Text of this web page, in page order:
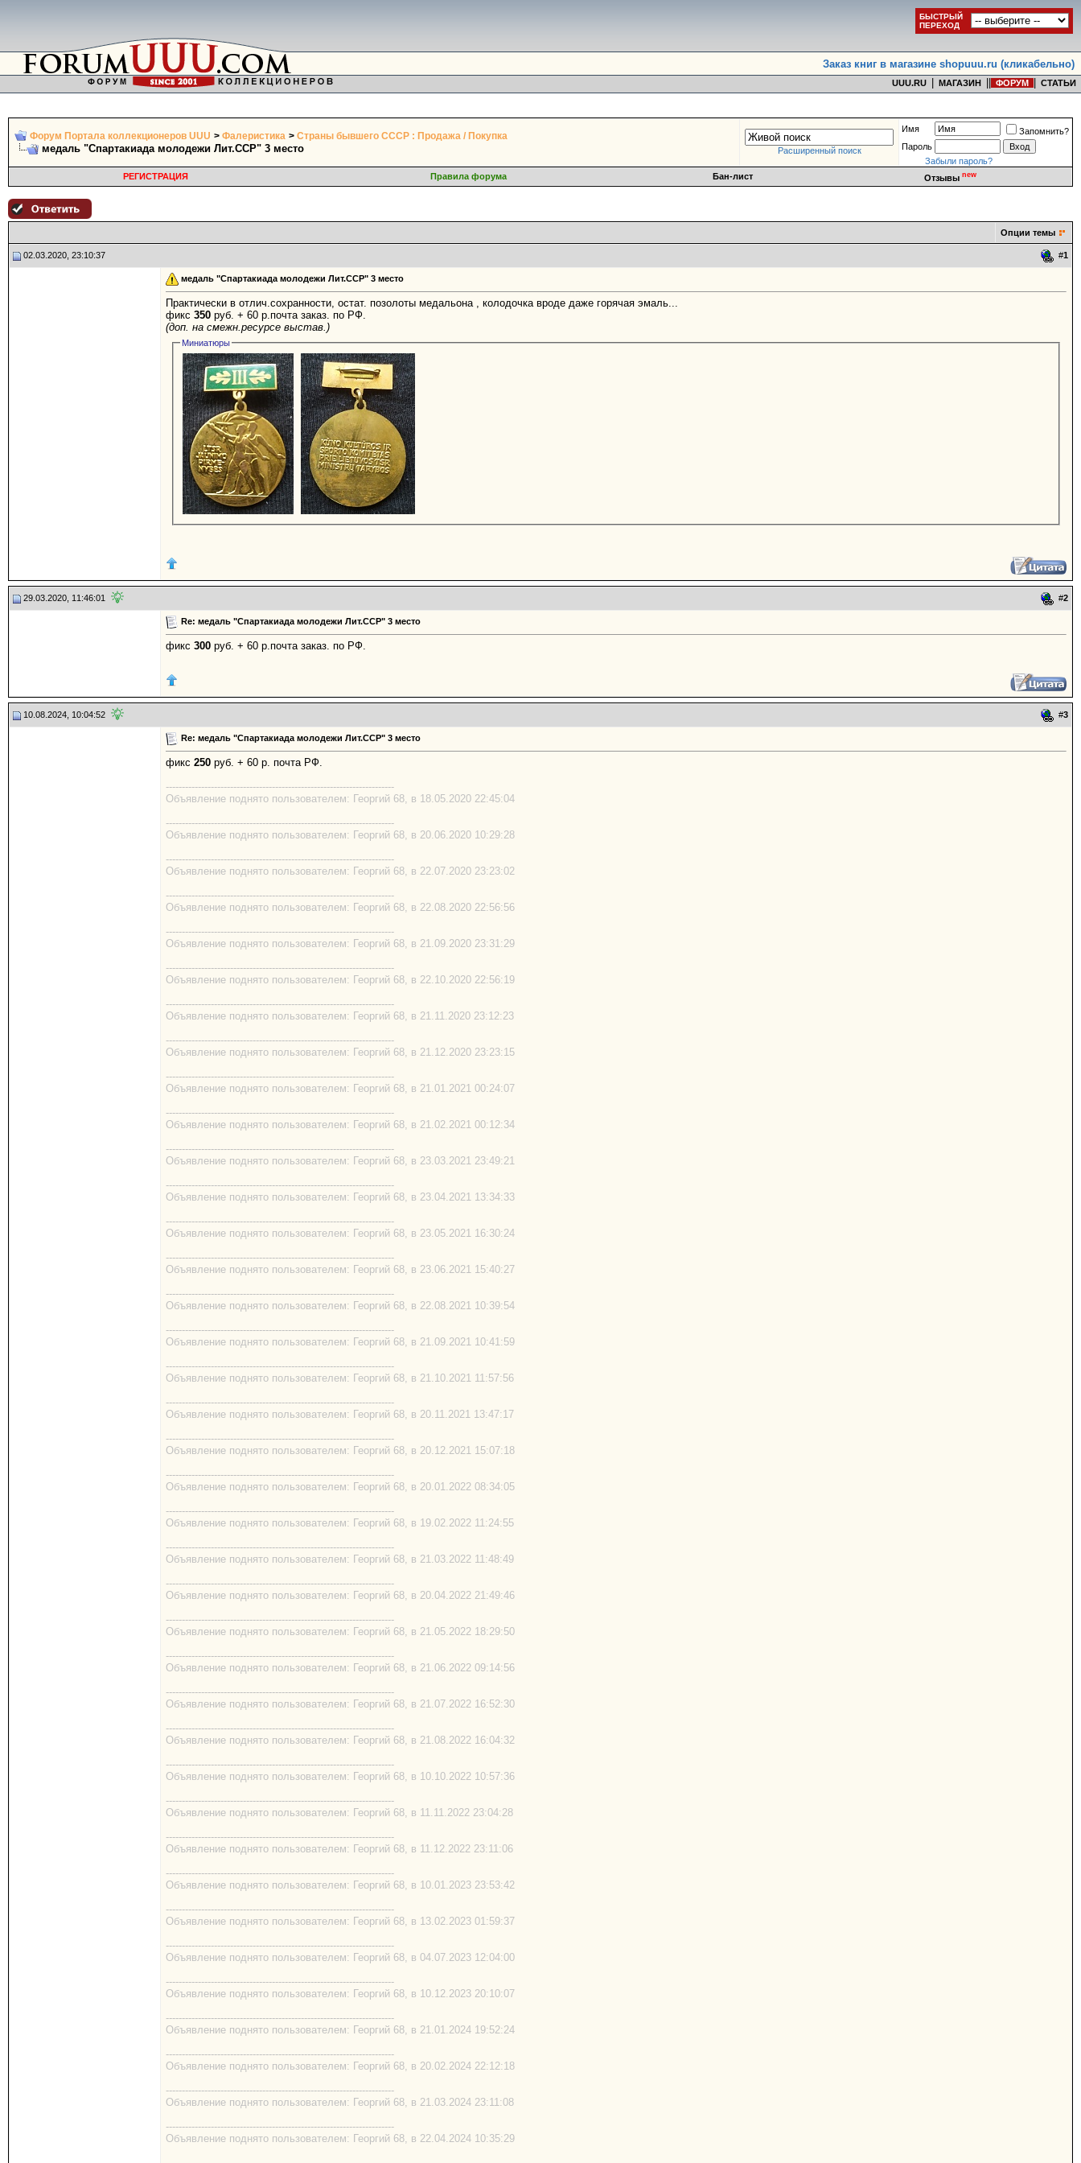
БЫСТРЫЙ
ПЕРЕХОД
Заказ книг в магазине shopuuu.ru (кликабельно)
UUU.RU МАГАЗИН ФОРУМ СТАТЬИ
Форум Портала коллекционеров UUU > Фалеристика > Страны бывшего СССР : Продажа / Покупка
медаль "Спартакиада молодежи Лит.ССР" 3 место Расширенный поиск
Имя
Запомнить?
Пароль
Забыли пароль?
РЕГИСТРАЦИЯ
Правила форума Бан-лист Отзывы new
Опции темы
02.03.2020, 23:10:37 #1
медаль "Спартакиада молодежи Лит.ССР" 3 место
Практически в отлич.сохранности, остат. позолоты медальона , колодочка вроде даже горячая эмаль...
фикс 350 руб. + 60 р.почта заказ. по РФ.
(доп. на смежн.ресурсе выстав.)
Миниатюры
29.03.2020, 11:46:01 #2
Re: медаль "Спартакиада молодежи Лит.ССР" 3 место
фикс 300 руб. + 60 р.почта заказ. по РФ.
10.08.2024, 10:04:52 #3
Re: медаль "Спартакиада молодежи Лит.ССР" 3 место
фикс 250 руб. + 60 р. почта РФ.
-----------------------------------------------------------------------
Объявление поднято пользователем: Георгий 68, в 18.05.2020 22:45:04
-----------------------------------------------------------------------
Объявление поднято пользователем: Георгий 68, в 20.06.2020 10:29:28
-----------------------------------------------------------------------
Объявление поднято пользователем: Георгий 68, в 22.07.2020 23:23:02
-----------------------------------------------------------------------
Объявление поднято пользователем: Георгий 68, в 22.08.2020 22:56:56
-----------------------------------------------------------------------
Объявление поднято пользователем: Георгий 68, в 21.09.2020 23:31:29
-----------------------------------------------------------------------
Объявление поднято пользователем: Георгий 68, в 22.10.2020 22:56:19
-----------------------------------------------------------------------
Объявление поднято пользователем: Георгий 68, в 21.11.2020 23:12:23
-----------------------------------------------------------------------
Объявление поднято пользователем: Георгий 68, в 21.12.2020 23:23:15
-----------------------------------------------------------------------
Объявление поднято пользователем: Георгий 68, в 21.01.2021 00:24:07
-----------------------------------------------------------------------
Объявление поднято пользователем: Георгий 68, в 21.02.2021 00:12:34
-----------------------------------------------------------------------
Объявление поднято пользователем: Георгий 68, в 23.03.2021 23:49:21
-----------------------------------------------------------------------
Объявление поднято пользователем: Георгий 68, в 23.04.2021 13:34:33
-----------------------------------------------------------------------
Объявление поднято пользователем: Георгий 68, в 23.05.2021 16:30:24
-----------------------------------------------------------------------
Объявление поднято пользователем: Георгий 68, в 23.06.2021 15:40:27
-----------------------------------------------------------------------
Объявление поднято пользователем: Георгий 68, в 22.08.2021 10:39:54
-----------------------------------------------------------------------
Объявление поднято пользователем: Георгий 68, в 21.09.2021 10:41:59
-----------------------------------------------------------------------
Объявление поднято пользователем: Георгий 68, в 21.10.2021 11:57:56
-----------------------------------------------------------------------
Объявление поднято пользователем: Георгий 68, в 20.11.2021 13:47:17
-----------------------------------------------------------------------
Объявление поднято пользователем: Георгий 68, в 20.12.2021 15:07:18
-----------------------------------------------------------------------
Объявление поднято пользователем: Георгий 68, в 20.01.2022 08:34:05
-----------------------------------------------------------------------
Объявление поднято пользователем: Георгий 68, в 19.02.2022 11:24:55
-----------------------------------------------------------------------
Объявление поднято пользователем: Георгий 68, в 21.03.2022 11:48:49
-----------------------------------------------------------------------
Объявление поднято пользователем: Георгий 68, в 20.04.2022 21:49:46
-----------------------------------------------------------------------
Объявление поднято пользователем: Георгий 68, в 21.05.2022 18:29:50
-----------------------------------------------------------------------
Объявление поднято пользователем: Георгий 68, в 21.06.2022 09:14:56
-----------------------------------------------------------------------
Объявление поднято пользователем: Георгий 68, в 21.07.2022 16:52:30
-----------------------------------------------------------------------
Объявление поднято пользователем: Георгий 68, в 21.08.2022 16:04:32
-----------------------------------------------------------------------
Объявление поднято пользователем: Георгий 68, в 10.10.2022 10:57:36
-----------------------------------------------------------------------
Объявление поднято пользователем: Георгий 68, в 11.11.2022 23:04:28
-----------------------------------------------------------------------
Объявление поднято пользователем: Георгий 68, в 11.12.2022 23:11:06
-----------------------------------------------------------------------
Объявление поднято пользователем: Георгий 68, в 10.01.2023 23:53:42
-----------------------------------------------------------------------
Объявление поднято пользователем: Георгий 68, в 13.02.2023 01:59:37
-----------------------------------------------------------------------
Объявление поднято пользователем: Георгий 68, в 04.07.2023 12:04:00
-----------------------------------------------------------------------
Объявление поднято пользователем: Георгий 68, в 10.12.2023 20:10:07
-----------------------------------------------------------------------
Объявление поднято пользователем: Георгий 68, в 21.01.2024 19:52:24
-----------------------------------------------------------------------
Объявление поднято пользователем: Георгий 68, в 20.02.2024 22:12:18
-----------------------------------------------------------------------
Объявление поднято пользователем: Георгий 68, в 21.03.2024 23:11:08
-----------------------------------------------------------------------
Объявление поднято пользователем: Георгий 68, в 22.04.2024 10:35:29